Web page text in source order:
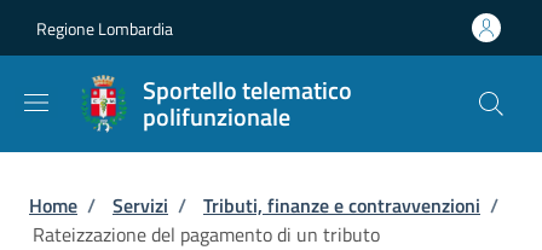
Regione Lombardia
Sportello telematico
polifunzionale
Briciole di pane
Home / Servizi / Tributi, finanze e contravvenzioni /
Rateizzazione del pagamento di un tributo